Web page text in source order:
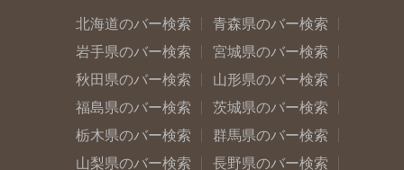
北海道のバー検索
青森県のバー検索
岩手県のバー検索
宮城県のバー検索
秋田県のバー検索
山形県のバー検索
福島県のバー検索
茨城県のバー検索
栃木県のバー検索
群馬県のバー検索
山梨県のバー検索
長野県のバー検索